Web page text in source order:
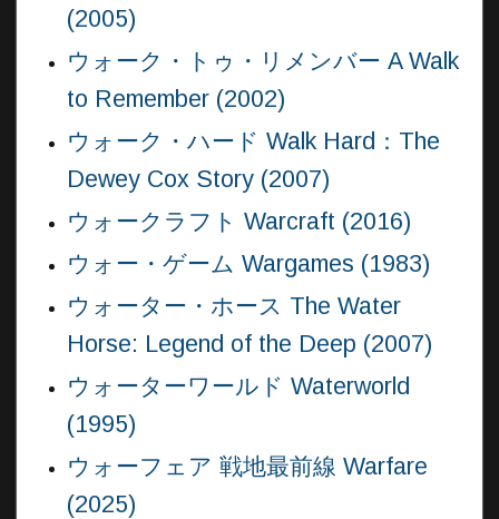
(2005)
ウォーク・トゥ・リメンバー A Walk
to Remember (2002)
ウォーク・ハード Walk Hard：The
Dewey Cox Story (2007)
ウォークラフト Warcraft (2016)
ウォー・ゲーム Wargames (1983)
ウォーター・ホース The Water
Horse: Legend of the Deep (2007)
ウォーターワールド Waterworld
(1995)
ウォーフェア 戦地最前線 Warfare
(2025)